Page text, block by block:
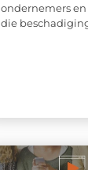
ondernemers
die